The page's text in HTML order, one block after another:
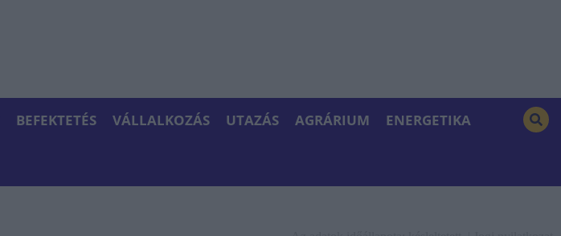
BEFEKTETÉS VÁLLALKOZÁS UTAZÁS AGRÁRIUM ENERGETIKA